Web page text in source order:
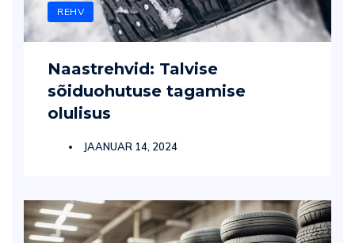
REHV
Naastrehvid: Talvise
sõiduohutuse tagamise
olulisus
JAANUAR 14, 2024